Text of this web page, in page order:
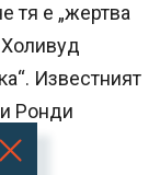
тя е „жертва
Холивуд
Известният
Ронди